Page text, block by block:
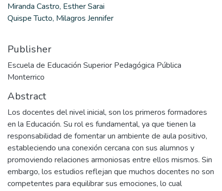
Miranda Castro, Esther Sarai
Quispe Tucto, Milagros Jennifer
Publisher
Escuela de Educación Superior Pedagógica Pública
Monterrico
Abstract
Los docentes del nivel inicial, son los primeros formadores
en la Educación. Su rol es fundamental, ya que tienen la
responsabilidad de fomentar un ambiente de aula positivo,
estableciendo una conexión cercana con sus alumnos y
promoviendo relaciones armoniosas entre ellos mismos. Sin
embargo, los estudios reflejan que muchos docentes no son
competentes para equilibrar sus emociones, lo cual